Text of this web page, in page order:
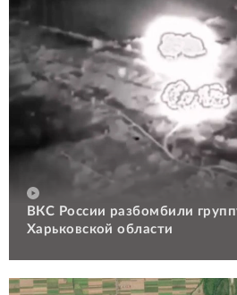
ВКС России разбомбили
Харьковской области